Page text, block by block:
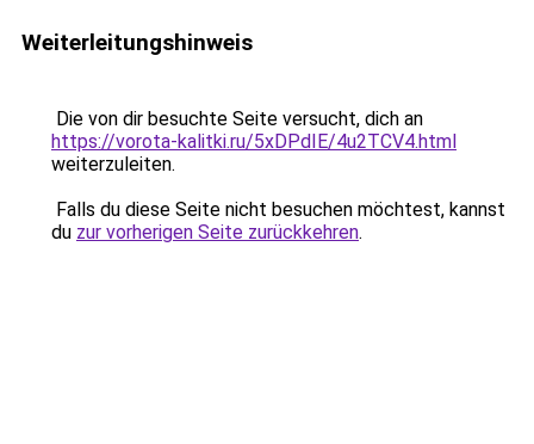
Weiterleitungshinweis
Die von dir besuchte Seite versucht, dich an
https://vorota-kalitki.ru/5xDPdIE/4u2TCV4.html
weiterzuleiten.
Falls du diese Seite nicht besuchen möchtest, kannst
du zur vorherigen Seite zurückkehren.